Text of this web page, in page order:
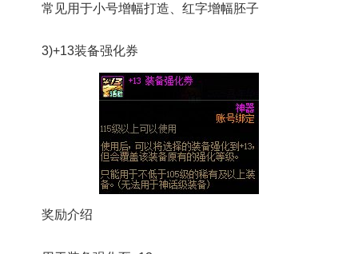
常见用于小号增幅打造、红字增幅胚子
3)+13装备强化券
奖励介绍